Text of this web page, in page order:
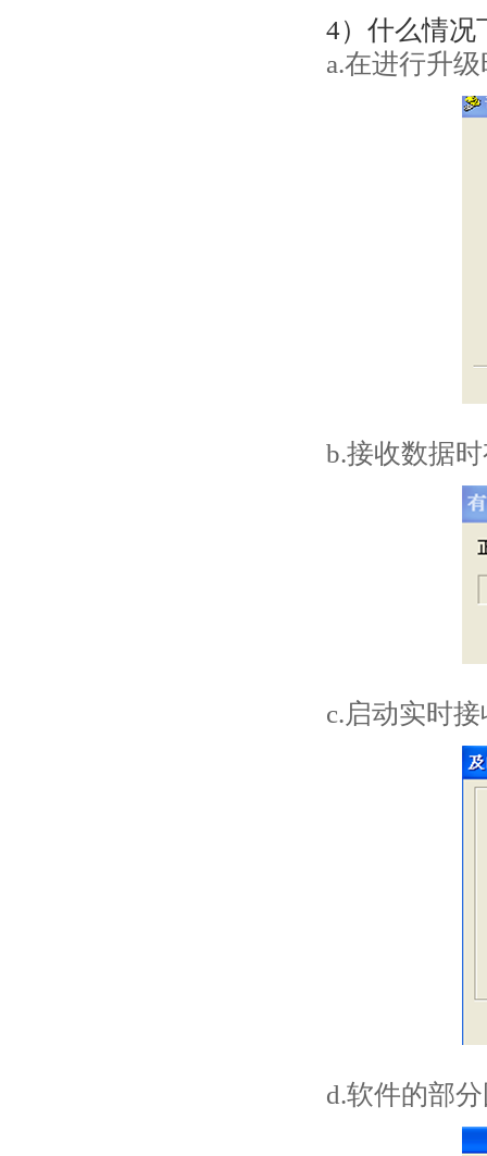
4）什么情况
a.在进行升
b.接收数据
c.启动实时
d.软件的部